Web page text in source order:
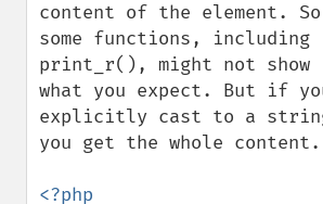
content of the element. So
some functions, including
print_r(), might not show
what you expect. But if
explicitly cast to a
you get the whole content.
<?php